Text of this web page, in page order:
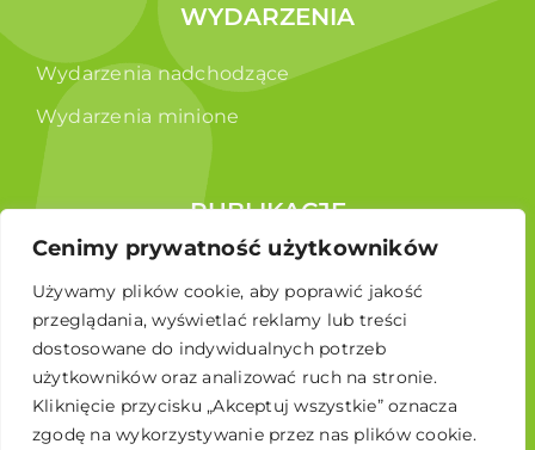
Cenimy prywatność użytkowników
Używamy plików cookie, aby poprawić jakość
przeglądania, wyświetlać reklamy lub treści
dostosowane do indywidualnych potrzeb
użytkowników oraz analizować ruch na stronie.
Kliknięcie przycisku „Akceptuj wszystkie” oznacza
zgodę na wykorzystywanie przez nas plików cookie.
WYDARZENIA
Wydarzenia nadchodzące
Wydarzenia minione
PUBLIKACJE
Raporty
Broszura edukacyjna